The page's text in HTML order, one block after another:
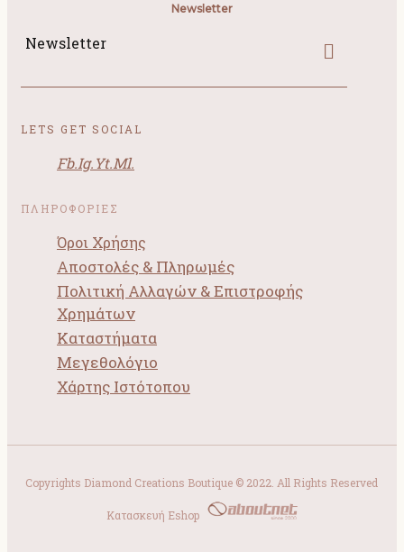
Newsletter
Newsletter
LETS GET SOCIAL
Fb.Ig.Yt.Ml.
ΠΛΗΡΟΦΟΡΙΕΣ
Όροι Χρήσης
Αποστολές & Πληρωμές
Πολιτική Αλλαγών & Επιστροφής
Χρημάτων
Καταστήματα
Μεγεθολόγιο
Χάρτης Ιστότοπου
Copyrights Diamond Creations Boutique © 2022. All Rights Reserved
Κατασκευή Eshop